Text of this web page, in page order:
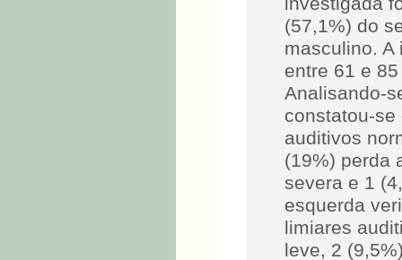
(57,1%) do
masculino.
entre 61 e
Analisando-
constatou-
auditivos
(19%) perda
severa e 1
esquerda
limiares
leve, 2